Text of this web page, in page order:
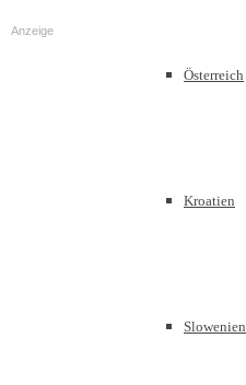
Österreich
Kroatien
Slowenien
Anzeige